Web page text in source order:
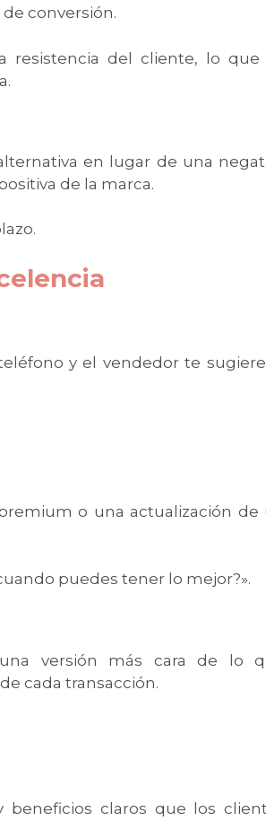
conversión.
resistencia del cliente, lo que
en lugar de una
de la marca.
y el vendedor te sugiere
o una actualización de
puedes tener lo mejor?».
versión más cara de lo
cada transacción.
beneficios claros que los